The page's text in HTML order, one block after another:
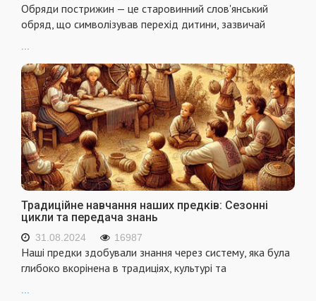
Обряди пострижин — це старовинний слов'янський
обряд, що символізував перехід дитини, зазвичай
Традиційне навчання наших предків: Сезонні
цикли та передача знань
31.08.2024 16987
Наші предки здобували знання через систему, яка була
глибоко вкорінена в традиціях, культурі та